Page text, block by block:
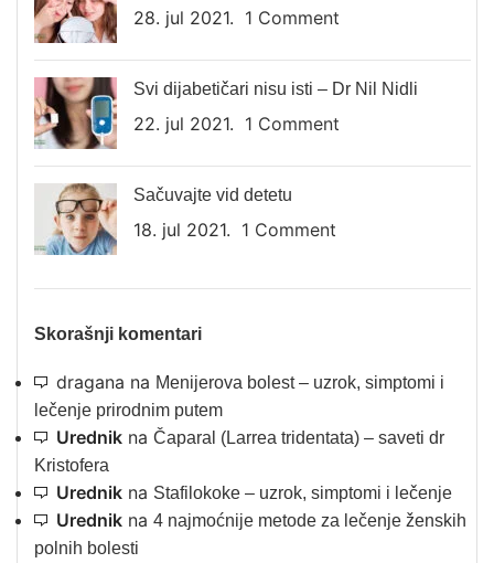
28. jul 2021. 1 Comment
Svi dijabetičari nisu isti – Dr Nil Nidli
22. jul 2021. 1 Comment
Sačuvajte vid detetu
18. jul 2021. 1 Comment
Skorašnji komentari
dragana na Menijerova bolest – uzrok, simptomi i
lečenje prirodnim putem
Urednik na Čaparal (Larrea tridentata) – saveti dr
Kristofera
Urednik na Stafilokoke – uzrok, simptomi i lečenje
Urednik na 4 najmoćnije metode za lečenje ženskih
polnih bolesti